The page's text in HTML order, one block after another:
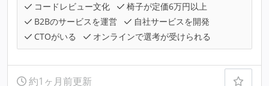
コードレビュー文化
椅子が定価6万円以上
B2Bのサービスを運営
自社サービスを開発
CTOがいる
オンラインで選考が受けられる
約1ヶ月前更新